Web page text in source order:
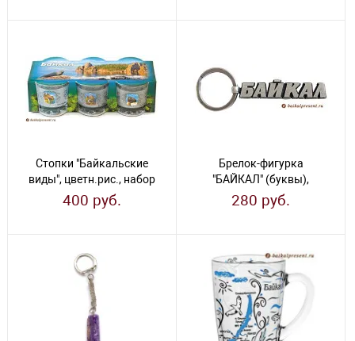
Стопки "Байкальские
виды", цветн.рис., набор
из 6 шт.
400 руб.
Брелок-фигурка
"БАЙКАЛ" (буквы),
металл
280 руб.